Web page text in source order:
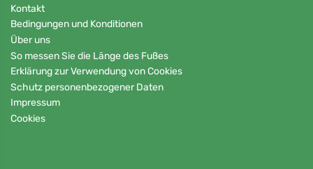
Kontakt
Bedingungen und Konditionen
Über uns
So messen Sie die Länge des Fußes
Erklärung zur Verwendung von Cookies
Schutz personenbezogener Daten
Impressum
Cookies